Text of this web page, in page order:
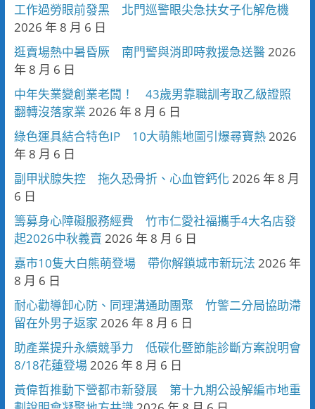
工作過勞眼前發黑 北門巡警眼尖急扶女子化解危機
2026 年 8 月 6 日
逛賣場熱中暑昏厥 南門警與消即時救援急送醫 2026
年 8 月 6 日
中年失業變創業老闆！ 43歲男靠職訓考取乙級證照
翻轉沒落家業 2026 年 8 月 6 日
綠色運具結合特色IP 10大萌熊地圖引爆尋寶熱 2026
年 8 月 6 日
副甲狀腺失控 拖久恐骨折、心血管鈣化 2026 年 8 月
6 日
籌募身心障礙服務經費 竹市仁愛社福攜手4大名店發
起2026中秋義賣 2026 年 8 月 6 日
嘉市10隻大白熊萌登場 帶你解鎖城市新玩法 2026 年
8 月 6 日
耐心勸導卸心防、同理溝通助團聚 竹警二分局協助滯
留在外男子返家 2026 年 8 月 6 日
助產業提升永續競爭力 低碳化暨節能診斷方案說明會
8/18花蓮登場 2026 年 8 月 6 日
黃偉哲推動下營都市新發展 第十九期公設解編市地重